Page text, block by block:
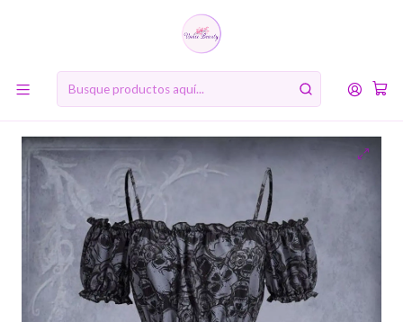
10% de descuento en tu primera compra online. Código: BIENVENIDA10
Vestido calaveras talla L